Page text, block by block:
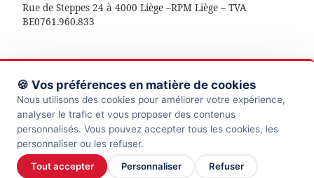
🍪 Vos préférences en matière de cookies
Nous utilisons des cookies pour améliorer votre expérience,
analyser le trafic et vous proposer des contenus
personnalisés. Vous pouvez accepter tous les cookies, les
personnaliser ou les refuser.
Tout accepter
Personnaliser Refuser
Rue de Steppes 24 à 4000 Liège –RPM Liège – TVA
BE0761.960.833
© 2026La manufacture des compétences– Tous droits
réservés
Propulsé parWP– Réalisé avec theThème Customizr